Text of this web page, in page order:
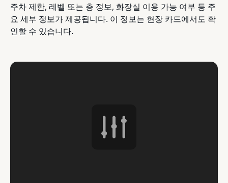
주차 제한, 레벨 또는 층 정보, 화장실 이용 가능 여부 등 주
요 세부 정보가 제공됩니다. 이 정보는 현장 카드에서도 확
인할 수 있습니다.